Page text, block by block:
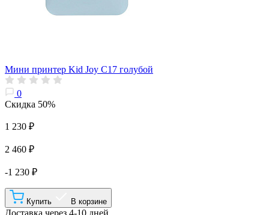
Мини принтер Kid Joy C17 голубой
0
Скидка 50%
1 230 ₽
2 460 ₽
-1 230 ₽
Купить В корзине
Доставка через 4-10 дней